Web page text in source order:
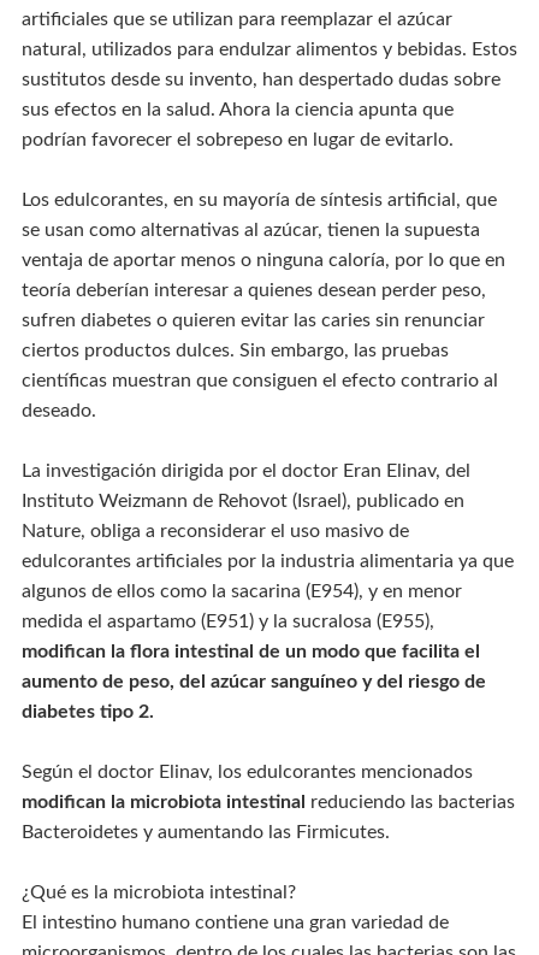
artificiales que se utilizan para reemplazar el azúcar
natural, utilizados para endulzar alimentos y bebidas. Estos
sustitutos desde su invento, han despertado dudas sobre
sus efectos en la salud. Ahora la ciencia apunta que
podrían favorecer el sobrepeso en lugar de evitarlo.
Los edulcorantes, en su mayoría de síntesis artificial, que
se usan como alternativas al azúcar, tienen la supuesta
ventaja de aportar menos o ninguna caloría, por lo que en
teoría deberían interesar a quienes desean perder peso,
sufren diabetes o quieren evitar las caries sin renunciar
ciertos productos dulces. Sin embargo, las pruebas
científicas muestran que consiguen el efecto contrario al
deseado.
La investigación dirigida por el doctor Eran Elinav, del
Instituto Weizmann de Rehovot (Israel), publicado en
Nature, obliga a reconsiderar el uso masivo de
edulcorantes artificiales por la industria alimentaria ya que
algunos de ellos como la sacarina (E954), y en menor
medida el aspartamo (E951) y la sucralosa (E955),
modifican la flora intestinal de un modo que facilita el
aumento de peso, del azúcar sanguíneo y del riesgo de
diabetes tipo 2.
Según el doctor Elinav, los edulcorantes mencionados
modifican la microbiota intestinal reduciendo las bacterias
Bacteroidetes y aumentando las Firmicutes.
¿Qué es la microbiota intestinal?
El intestino humano contiene una gran variedad de